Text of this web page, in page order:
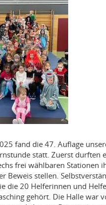
fand die 47. Auflage
statt. Zuerst durften
frei wählbaren Stationen
Beweis stellen.
die 20 Helferinnen und
gehört. Die Halle war